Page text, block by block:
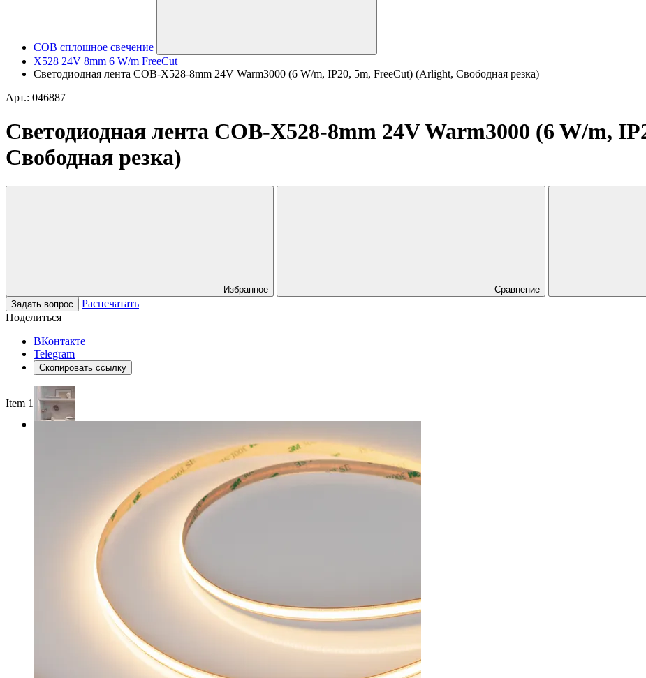
COB сплошное свечение
X528 24V 8mm 6 W/m FreeCut
Светодиодная лента COB-X528-8mm 24V Warm3000 (6 W/m, IP20, 5m, FreeCut) (Arlight, Свободная резка)
Арт.: 046887
Светодиодная лента COB-X528-8mm 24V Warm3000 (6 W/m,
Свободная резка)
Избранное Сравнение
Задать вопрос
Распечатать
Поделиться
ВКонтакте
Telegram
Скопировать ссылку
Item 1 of 4